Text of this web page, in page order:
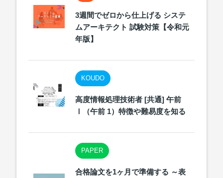
3週間でゼロから仕上げる システ
ムアーキテクト 試験対策【令和元
年版】
KOUDO
高度情報処理技術者 [共通] 午前
Ⅰ（午前 1）特徴や難易度を知る
PAPER
合格論文を1ヶ月で準備する ～表